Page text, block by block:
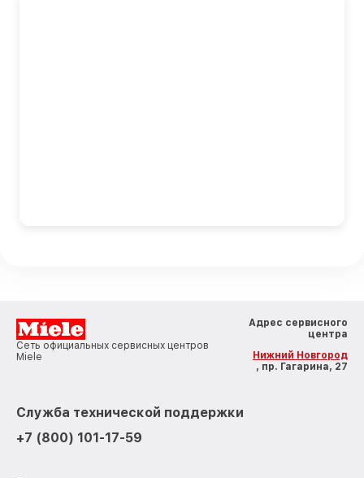
Сеть официальных сервисных центров
Miele
Адрес сервисного
центра
Нижний Новгород
, пр. Гагарина, 27
Служба технической поддержки
+7 (800) 101-17-59